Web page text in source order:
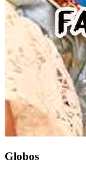
Globos